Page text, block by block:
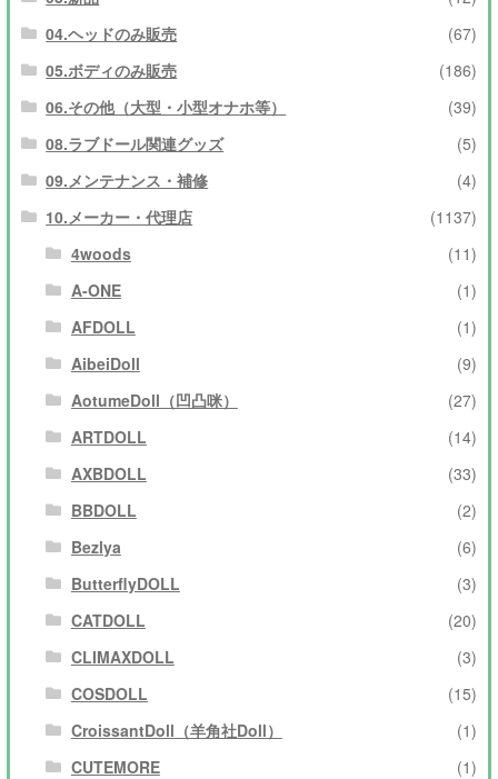
04.ヘッドのみ販売
(67)
05.ボディのみ販売
(186)
06.その他（大型・小型オナホ等）
(39)
08.ラブドール関連グッズ
(5)
09.メンテナンス・補修
(4)
10.メーカー・代理店
(1137)
4woods
(11)
A-ONE
(1)
AFDOLL
(1)
AibeiDoll
(9)
AotumeDoll（凹凸咪）
(27)
ARTDOLL
(14)
AXBDOLL
(33)
BBDOLL
(2)
Bezlya
(6)
ButterflyDOLL
(3)
CATDOLL
(20)
CLIMAXDOLL
(3)
COSDOLL
(15)
CroissantDoll（羊角社Doll）
(1)
CUTEMORE
(1)